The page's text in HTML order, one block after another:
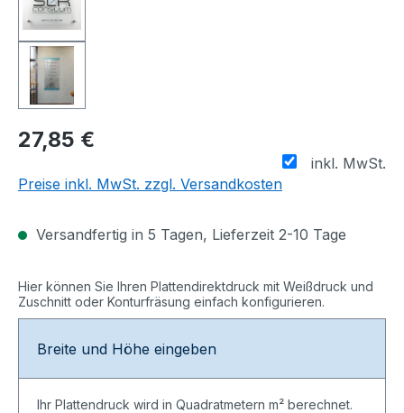
27,85 €
inkl. MwSt.
Preise inkl. MwSt. zzgl. Versandkosten
Versandfertig in 5 Tagen, Lieferzeit 2-10 Tage
Hier können Sie Ihren Plattendirektdruck mit Weißdruck und
Zuschnitt oder Konturfräsung einfach konfigurieren.
Breite und Höhe eingeben
Ihr Plattendruck wird in Quadratmetern m² berechnet.